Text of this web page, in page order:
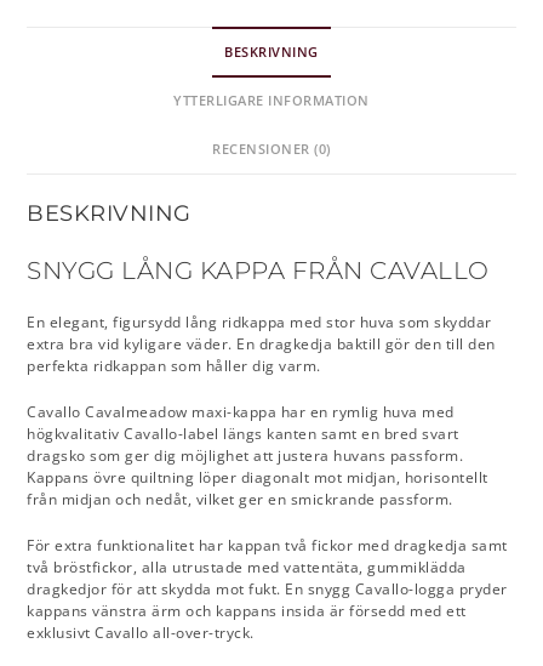
BESKRIVNING
YTTERLIGARE INFORMATION
RECENSIONER (0)
BESKRIVNING
SNYGG LÅNG KAPPA FRÅN CAVALLO
En elegant, figursydd lång ridkappa med stor huva som skyddar
extra bra vid kyligare väder. En dragkedja baktill gör den till den
perfekta ridkappan som håller dig varm.
Cavallo Cavalmeadow maxi-kappa har en rymlig huva med
högkvalitativ Cavallo-label längs kanten samt en bred svart
dragsko som ger dig möjlighet att justera huvans passform.
Kappans övre quiltning löper diagonalt mot midjan, horisontellt
från midjan och nedåt, vilket ger en smickrande passform.
För extra funktionalitet har kappan två fickor med dragkedja samt
två bröstfickor, alla utrustade med vattentäta, gummiklädda
dragkedjor för att skydda mot fukt. En snygg Cavallo-logga pryder
kappans vänstra ärm och kappans insida är försedd med ett
exklusivt Cavallo all-over-tryck.